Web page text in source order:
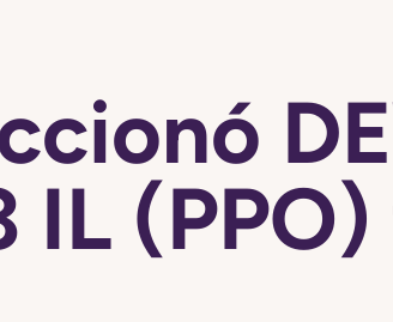
IL